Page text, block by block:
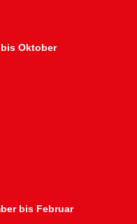
Oktober
bis Februar